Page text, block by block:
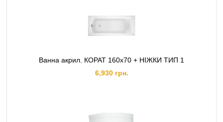
Ванна акрил. КОРАТ 160х70 + НІЖКИ ТИП 1
6,930 грн.